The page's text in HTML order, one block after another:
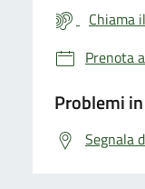
Chiama
Prenota
Problemi
Segnala